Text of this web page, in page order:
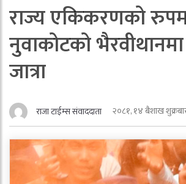
राज्य एकिकरणको
नुवाकोटको
जात्रा
राजा टाईम्स संवाददाता २०८१, १४ बैशाख